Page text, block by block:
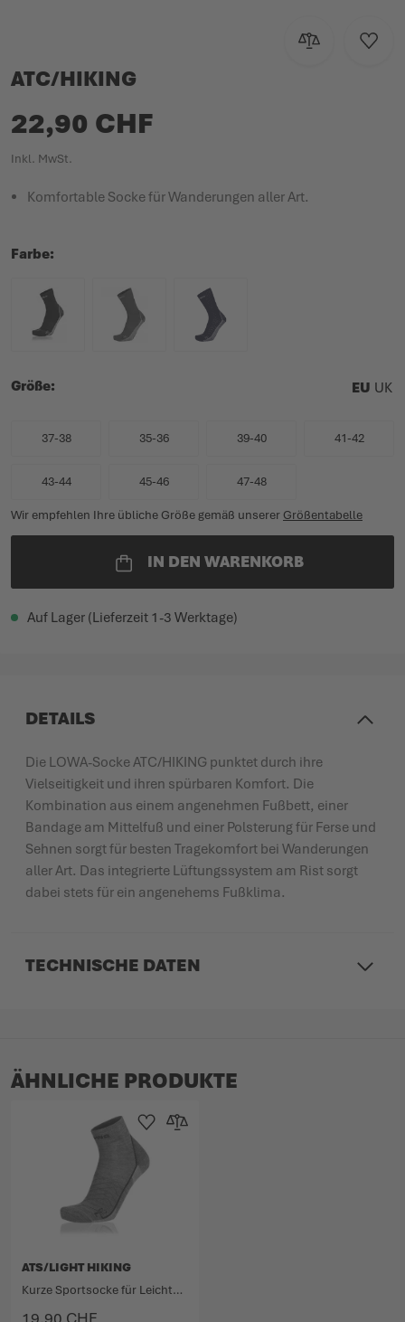
Zur Zur
ATC/HIKING
22,90 CHF
Inkl. MwSt.
Komfortable Socke für Wanderungen aller Art.
Farbe
Größe EU UK
37-38 35-36 39-40 41-42
43-44 45-46 47-48
Wir empfehlen Ihre übliche Größe gemäß unserer Größentabelle
IN DEN WARENKORB
Auf Lager (Lieferzeit 1-3 Werktage)
DETAILS
Die LOWA-Socke ATC/HIKING punktet durch ihre
Vielseitigkeit und ihren spürbaren Komfort. Die
Kombination aus einem angenehmen Fußbett, einer
Bandage am Mittelfuß und einer Polsterung für Ferse und
Sehnen sorgt für besten Tragekomfort bei Wanderungen
aller Art. Das integrierte Lüftungssystem am Rist sorgt
dabei stets für ein angenehems Fußklima.
TECHNISCHE DATEN
ÄHNLICHE PRODUKTE
ATS/LIGHT HIKING
Kurze Sportsocke für Leichtwanderungen.
Zur Wunschliste hinzufügen
Zur Vergleichsliste hinzufügen